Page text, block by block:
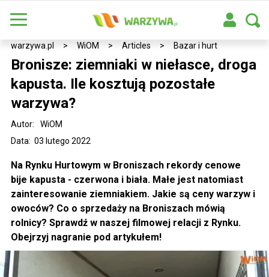
warzywa.pl > WiOM > Articles > Bazar i hurt
Bronisze: ziemniaki w niełasce, droga
kapusta. Ile kosztują pozostałe
warzywa?
Data: 03 lutego 2022
Autor: WiOM
Na Rynku Hurtowym w Broniszach rekordy cenowe
bije kapusta - czerwona i biała. Małe jest natomiast
zainteresowanie ziemniakiem. Jakie są ceny warzyw i
owoców? Co o sprzedaży na Broniszach mówią
rolnicy? Sprawdź w naszej filmowej relacji z Rynku.
Obejrzyj nagranie pod artykułem!